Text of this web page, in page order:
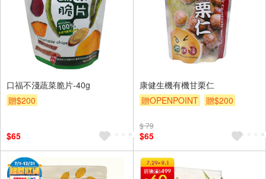
口福不淺蔬菜脆片-40g
贈$200
$65
康健生機有機甘栗仁
贈OPENPOINT
贈$200
$ 79
$65